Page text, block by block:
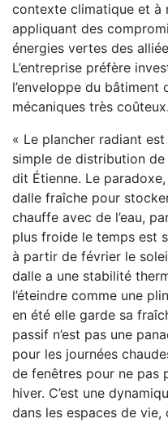
contexte climatique et à
appliquant des
énergies vertes des
L’entreprise préfère
l’enveloppe du bâtiment
mécaniques très coûteux.
« Le plancher radiant
simple de distribution
dit Étienne. Le paradoxe,
dalle fraîche pour
chauffe avec de l’eau,
plus froide le temps est
à partir de février le
dalle a une stabilité
l’éteindre comme une
en été elle garde sa
passif n’est pas une
pour les journées
de fenêtres pour ne pas
hiver. C’est une
dans les espaces de vie,